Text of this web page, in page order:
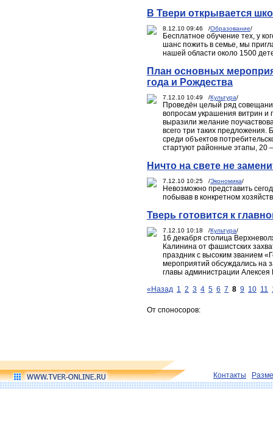
В Твери открывается
8.12.10 09:46 /Образование/
Бесплатное обучение тех, у
шанс пожить в семье, мы
нашей области около 1500
План основных
года и Рождества
7.12.10 10:49 /Культура/
Проведён целый ряд
вопросам украшения витрин
выразили желание
всего три таких предложения.
среди объектов
стартуют районные этапы, 20
Ничто на свете не
7.12.10 10:25 /Экономика/
Невозможно представить
побывав в конкретном
Тверь готовится к
7.12.10 10:18 /Культура/
16 декабря столица
Калинина от фашистских
праздник с высоким званием
мероприятий обсуждались на
главы администрации Алексея
«Назад 1 2 3 4 5 6 7 8 9 10 11
От споносоров:
Контакты